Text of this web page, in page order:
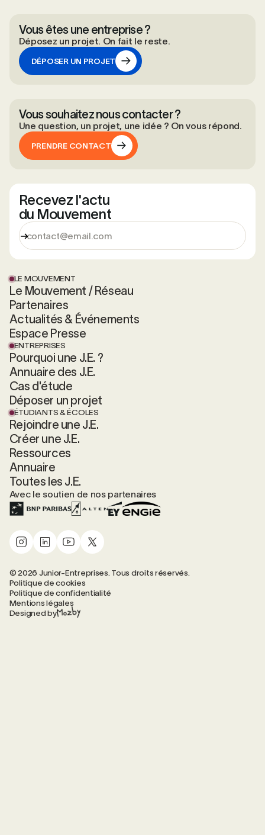
Vous êtes une entreprise ?
Déposez un projet. On fait le reste.
DÉPOSER UN PROJET
Vous souhaitez nous contacter ?
Une question, un projet, une idée ? On vous répond.
PRENDRE CONTACT
Recevez l'actu
du Mouvement
LE MOUVEMENT
Le Mouvement / Réseau
Partenaires
Actualités & Événements
Espace Presse
ENTREPRISES
Pourquoi une J.E. ?
Annuaire des J.E.
Cas d'étude
Déposer un projet
ÉTUDIANTS & ÉCOLES
Rejoindre une J.E.
Créer une J.E.
Ressources
Annuaire
Toutes les J.E.
Avec le soutien de nos partenaires
© 2026 Junior-Entreprises. Tous droits réservés.
Politique de cookies
Politique de confidentialité
Mentions légales
Designed by